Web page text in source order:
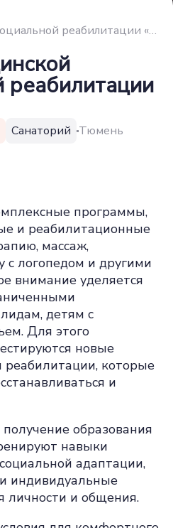
Центр медицинской и социальной реабилитации «Пышма»
реабилитации
Санаторий Тюмень
программы,
и реабилитационные
массаж,
с логопедом и другими
внимание уделяется
детям с
Для этого
новые
которые
и
образования
навыки
адаптации,
индивидуальные
личности и общения.